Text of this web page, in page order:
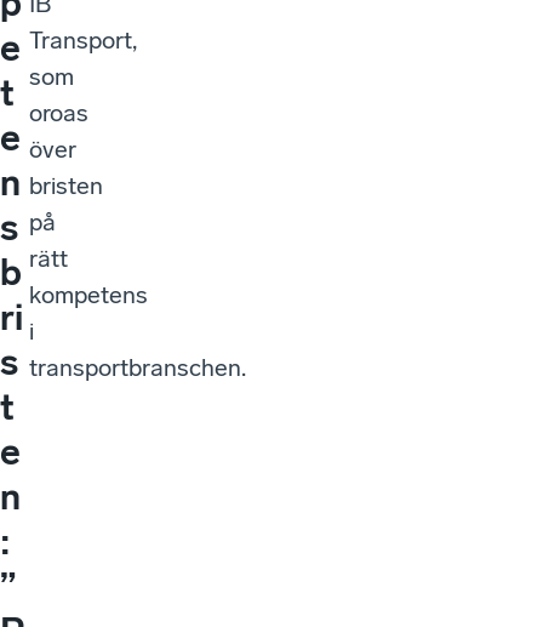
e
t
e
n
s
b
ri
s
t
e
n
:
”
Transport,
som
oroas
över
bristen
på
rätt
kompetens
i
transportbranschen.